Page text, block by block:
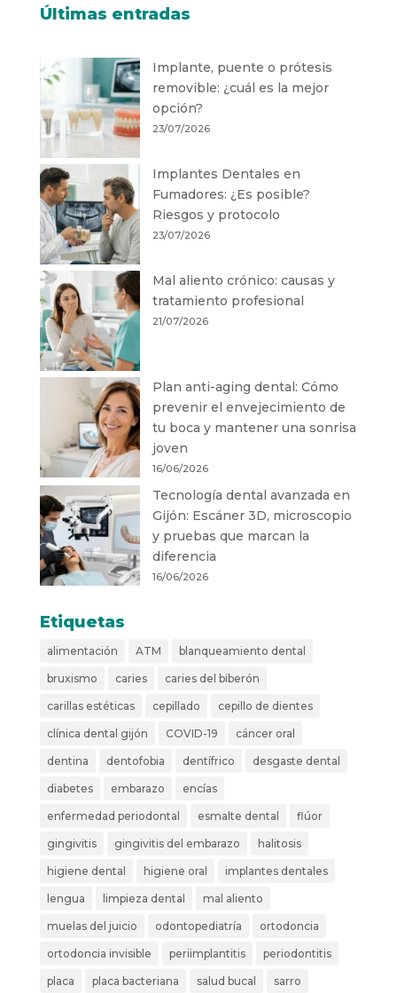
Últimas entradas
Implante, puente o prótesis
removible: ¿cuál es la mejor
opción?
23/07/2026
Implantes Dentales en
Fumadores: ¿Es posible?
Riesgos y protocolo
23/07/2026
Mal aliento crónico: causas y
tratamiento profesional
21/07/2026
Plan anti-aging dental: Cómo
prevenir el envejecimiento de
tu boca y mantener una sonrisa
joven
16/06/2026
Tecnología dental avanzada en
Gijón: Escáner 3D, microscopio
y pruebas que marcan la
diferencia
16/06/2026
Etiquetas
alimentación ATM blanqueamiento dental
bruxismo caries caries del biberón
carillas estéticas cepillado cepillo de dientes
clínica dental gijón COVID-19 cáncer oral
dentina dentofobia dentífrico desgaste dental
diabetes embarazo encías
enfermedad periodontal esmalte dental flúor
gingivitis gingivitis del embarazo halitosis
higiene dental higiene oral implantes dentales
lengua limpieza dental mal aliento
muelas del juicio odontopediatría ortodoncia
ortodoncia invisible periimplantitis periodontitis
placa placa bacteriana salud bucal sarro